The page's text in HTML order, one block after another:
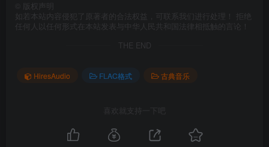
版权声明
如若本站内容侵犯了原著者的合法权益，可联系我们进行处理！ 拒绝
任何人以任何形式在本站发表与中华人民共和国法律相抵触的言论！
THE END
HiresAudio FLAC格式 古典音乐
喜欢就支持一下吧